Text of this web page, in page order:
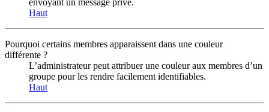
Haut
Pourquoi certains membres apparaissent dans une couleur
différente ?
L’administrateur peut attribuer une couleur aux membres d’un
groupe pour les rendre facilement identifiables.
Haut